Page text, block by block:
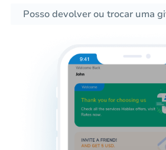
Posso devolver ou trocar uma